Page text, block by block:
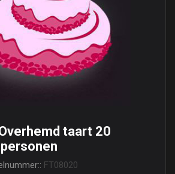
taart 20
personen
FT08020